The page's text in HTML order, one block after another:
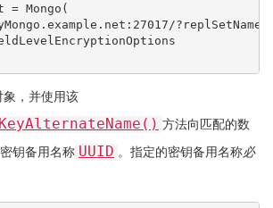
= Mongo (
象，并使用该
方法向匹配的数
钥备用名称 UUID 。指定的密钥备用名称必